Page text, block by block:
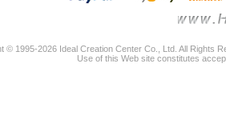
© 1995-2026 Ideal Creation Center Co., Ltd. All Rights
Use of this Web site constitutes